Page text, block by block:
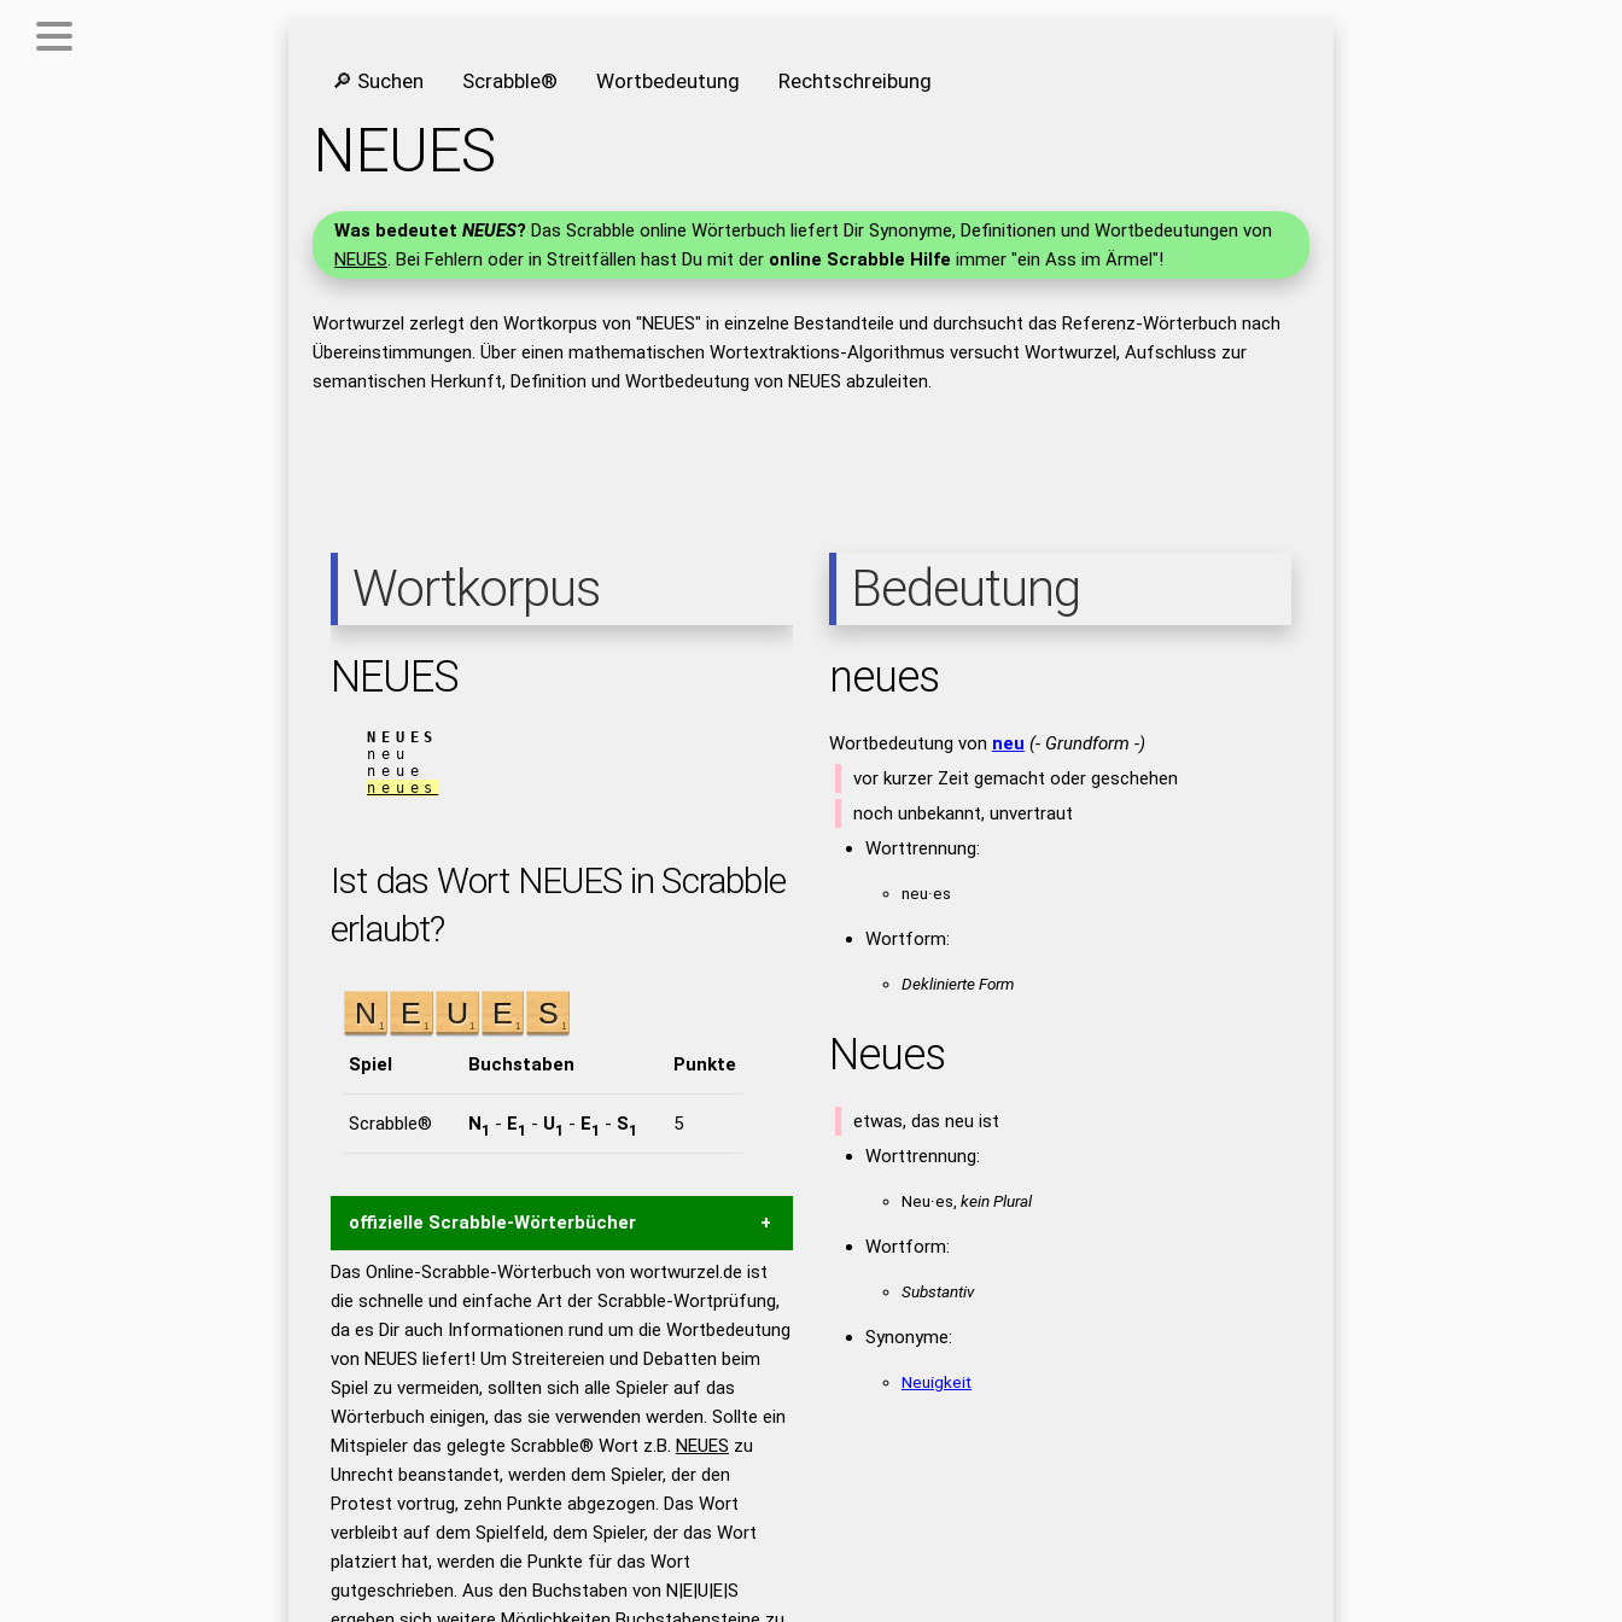
🔎 Suchen Scrabble® Wortbedeutung Rechtschreibung
NEUES
Was bedeutet NEUES? Das Scrabble online Wörterbuch liefert Dir Synonyme, Definitionen und Wortbedeutungen von
NEUES. Bei Fehlern oder in Streitfällen hast Du mit der online Scrabble Hilfe immer "ein Ass im Ärmel"!
Wortwurzel zerlegt den Wortkorpus von "NEUES" in einzelne Bestandteile und durchsucht das Referenz-Wörterbuch nach
Übereinstimmungen. Über einen mathematischen Wortextraktions-Algorithmus versucht Wortwurzel, Aufschluss zur
semantischen Herkunft, Definition und Wortbedeutung von NEUES abzuleiten.
Wortkorpus
NEUES
NEUES
neu
neue
neues
Ist das Wort NEUES in Scrabble
erlaubt?
Spiel Buchstaben Punkte
Scrabble® N1 - E1 - U1 - E1 - S1 5
offizielle Scrabble-Wörterbücher
Wortwurzel liefert mit Hilfe eines semantischen
Wortanalyse-Algorithmus gute Anhaltspunkte zu
Wortbedeutung, Worttrennung und Wortform, um die
Gültigkeit eines Wortes für das Scrabble-Spiel zu
bestimmen! zugelassene Turnier Scrabble-
Wörterbücher sind:
Duden – Standardwerk in 12
Bänden
Duden – Richtiges und gutes
Deutsch
Das Online-Scrabble-Wörterbuch von wortwurzel.de ist
die schnelle und einfache Art der Scrabble-Wortprüfung,
da es Dir auch Informationen rund um die Wortbedeutung
von NEUES liefert! Um Streitereien und Debatten beim
Spiel zu vermeiden, sollten sich alle Spieler auf das
Wörterbuch einigen, das sie verwenden werden. Sollte ein
Mitspieler das gelegte Scrabble® Wort z.B. NEUES zu
Unrecht beanstandet, werden dem Spieler, der den
Protest vortrug, zehn Punkte abgezogen. Das Wort
verbleibt auf dem Spielfeld, dem Spieler, der das Wort
platziert hat, werden die Punkte für das Wort
gutgeschrieben. Aus den Buchstaben von N|E|U|E|S
Bedeutung
neues
Wortbedeutung von neu (- Grundform -)
vor kurzer Zeit gemacht oder geschehen
noch unbekannt, unvertraut
Worttrennung:
neu·es
Wortform:
Deklinierte Form
Neues
etwas, das neu ist
Worttrennung:
Neu·es, kein Plural
Wortform:
Substantiv
Synonyme:
Neuigkeit